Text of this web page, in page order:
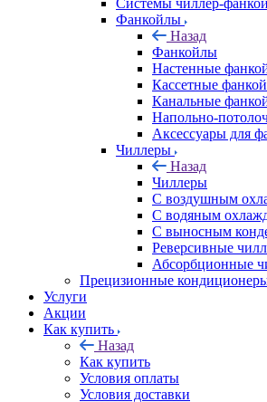
Системы чиллер-
Фанкойлы
Назад
Фанкойлы
Настенные
Кассетные
Канальные
Напольно-
Аксессуары для
Чиллеры
Назад
Чиллеры
С воздушным
С водяным
С выносным
Реверсивные
Абсорбционные
Прецизионные
Услуги
Акции
Как купить
Назад
Как купить
Условия оплаты
Условия доставки